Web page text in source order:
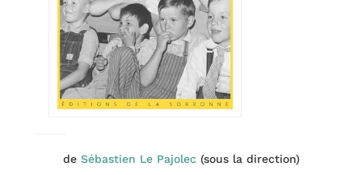
de Sébastien Le Pajolec (sous la direction)